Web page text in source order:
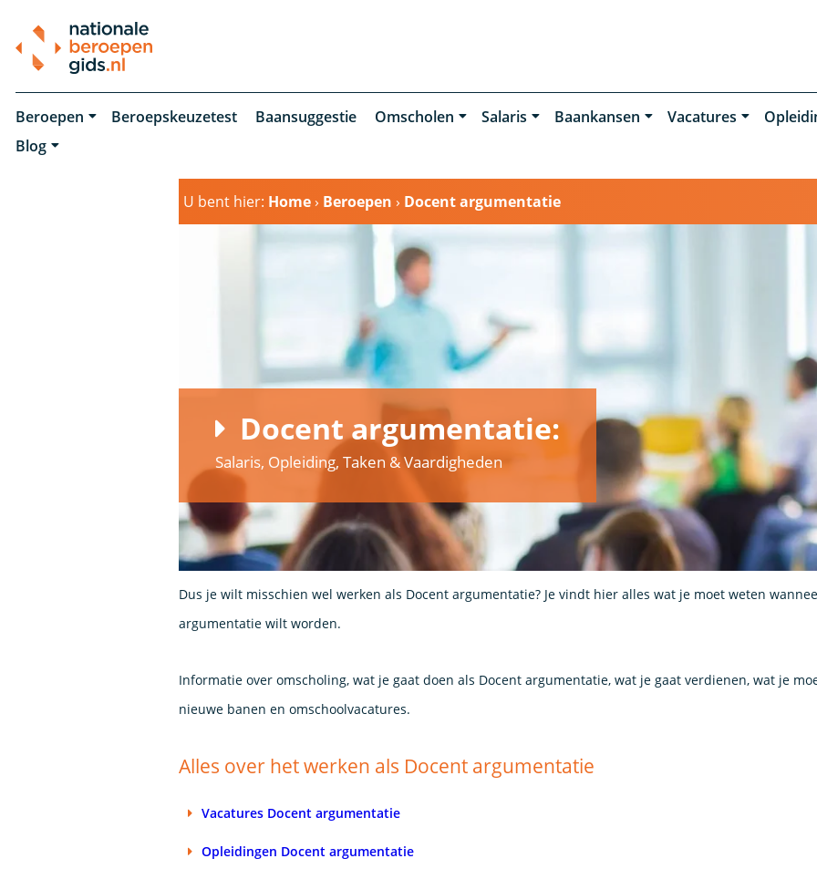
Beroepen Beroepskeuzetest Baansuggestie Omscholen Salaris Baankansen Vacatures
Blog
U bent hier: Home› Beroepen › Docent argumentatie
Docent argumentatie:
Salaris, Opleiding, Taken & Vaardigheden
Dus je wilt misschien wel werken als Docent argumentatie? Je vindt hier alles wat je moet weten
argumentatie wilt worden.
Informatie over omscholing, wat je gaat doen als Docent argumentatie, wat je gaat verdienen, wat je
nieuwe banen en omschoolvacatures.
Alles over het werken als Docent argumentatie
Vacatures Docent argumentatie
Opleidingen Docent argumentatie